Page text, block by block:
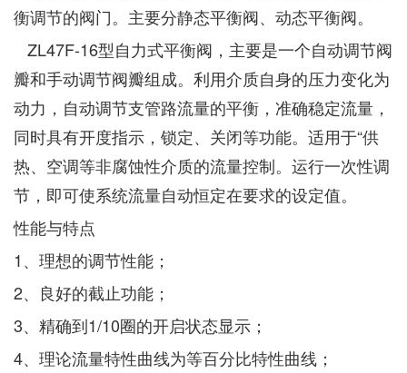
衡调节的阀门。主要分静态平衡阀、动态平衡阀。
ZL47F-16型自力式平衡阀，主要是一个自动调节阀
瓣和手动调节阀瓣组成。利用介质自身的压力变化为
动力，自动调节支管路流量的平衡，准确稳定流量，
同时具有开度指示，锁定、关闭等功能。适用于“供
热、空调等非腐蚀性介质的流量控制。运行一次性调
节，即可使系统流量自动恒定在要求的设定值。
性能与特点
1、理想的调节性能；
2、良好的截止功能；
3、精确到1/10圈的开启状态显示；
4、理论流量特性曲线为等百分比特性曲线；